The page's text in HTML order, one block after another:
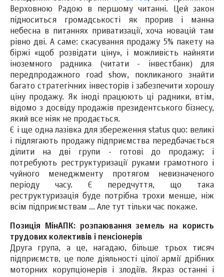
Верховною Радою в першому читанні. Цей закон
підноситься громадськості як прорив і манна
небесна в питаннях приватизації, хоча новацій там
рівно дві. А саме: скасування продажу 5% пакету на
біржі «щоб розвідати ціну», і можливість найняти
іноземного радника (читати - інвестбанк) для
передпродажного road show, покликаного знайти
багато стратегічних інвесторів і забезпечити хорошу
ціну продажу. Як іноді працюють ці радники, втім,
відомо з досвіду продажів президентського бізнесу,
який все ніяк не продається.
Є і ще одна лазівка ​​для збереження status quo: великі
і підлягають продажу підприємства передбачається
ділити на дві групи - готові до продажу; і
потребують реструктуризації руками грамотного і
чуйного менеджменту протягом невизначеного
періоду часу. Є передчуття, що така
реструктуризація буде потрібна трохи менше, ніж
всім підприємствам ... Але тут тільки час покаже.
Позиція МінАПК: розпаювання земель на користь
трудових колективів і пенсіонерів
Друга група, а це, нагадаю, більше трьох тисяч
підприємств, це поле діяльності цілої армії дрібних
моторних корупціонерів і злодіїв. Якраз останні і